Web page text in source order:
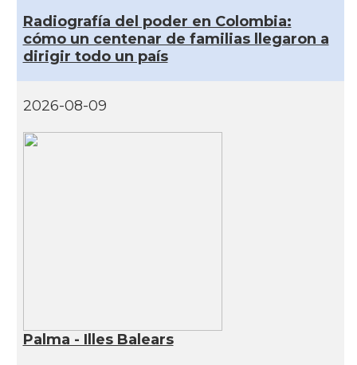
Radiografía del poder en Colombia:
cómo un centenar de familias llegaron a
dirigir todo un país
2026-08-09
Palma - Illes Balears